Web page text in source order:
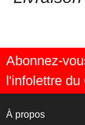
Abonnez-
l'infolettre du
À propos